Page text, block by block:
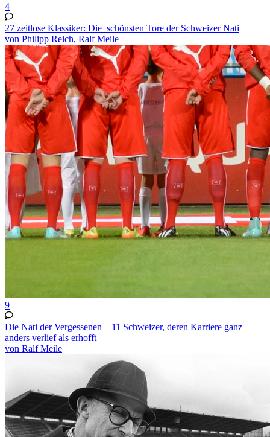
4
27 zeitlose Klassiker: Die schönsten Tore der Schweizer Nati
von Philipp Reich, Ralf Meile
9
Die Nati der Vergessenen – 11 Schweizer, deren Karriere ganz
anders verlief als erhofft
von Ralf Meile